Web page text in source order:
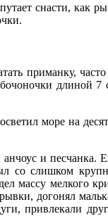
снасти, как
приманку, часто
длиной 7
море на
анчоус и песчанка.
со слишком
массу мелкого
догонял
привлекали